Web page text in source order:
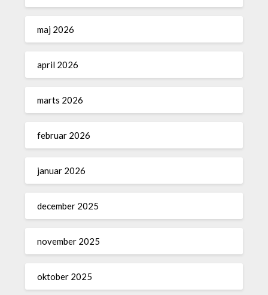
maj 2026
april 2026
marts 2026
februar 2026
januar 2026
december 2025
november 2025
oktober 2025